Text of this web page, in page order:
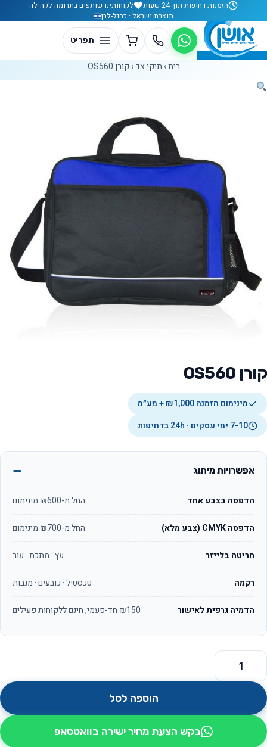
דלג לתוכןהזמנות דחופות תוך 24 שעות
לקוחותינו שותפים בתרומה לקהילה
תוצרת ישראל · כחול-לבן
בית› תיקי צד › קורן OS560
קורן OS560
מינימום הזמנה ₪1,000 + מע״מ
7-10 ימי עסקים · 24h בדחיפות
אפשרויות מיתוג
הדפסה בצבע אחד החל מ-₪600 מינימום
הדפסה CMYK (צבע מלא) החל מ-₪700 מינימום
חריטה בלייזר עץ · מתכת · עור
רקמה טכסטיל · כובעים · מגבות
הדמיה גרפית לאישור ₪150 חד-פעמי, חינם ללקוחות פעילים
כמות של קורן OS560
הוספה לסל
בקש הצעת מחיר ישירה בוואטסאפ